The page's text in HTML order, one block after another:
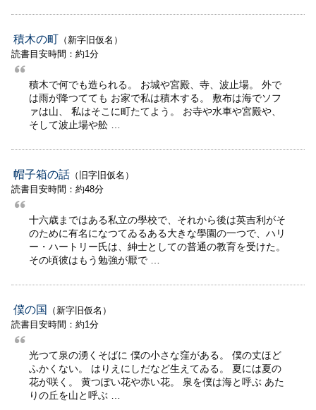
積木の町 （新字旧仮名）
読書目安時間：約1分
積木で何でも造られる。 お城や宮殿、寺、波止場。 外で
は雨が降つてても お家で私は積木する。 敷布は海でソフ
ァは山、 私はそこに町たてよう。 お寺や水車や宮殿や、
そして波止場や舩 …
帽子箱の話 （旧字旧仮名）
読書目安時間：約48分
十六歳まではある私立の學校で、それから後は英吉利がそ
のために有名になつてゐるある大きな學園の一つで、ハリ
ー・ハートリー氏は、紳士としての普通の教育を受けた。
その頃彼はもう勉強が厭で …
僕の国
（新字旧仮名）
読書目安時間：約1分
光つて泉の湧くそばに 僕の小さな窪がある。 僕の丈ほど
ふかくない。 はりえにしだなど生えてゐる。 夏には夏の
花が咲く。 黄つぽい花や赤い花。 泉を僕は海と呼ぶ あた
りの丘を山と呼ぶ …